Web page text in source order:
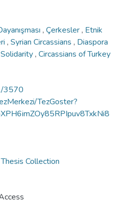
, Çerkesler, Etnik
, Syrian Circassians , Diaspora
, Circassians of Turkey
3570
TezGoster?
Collection